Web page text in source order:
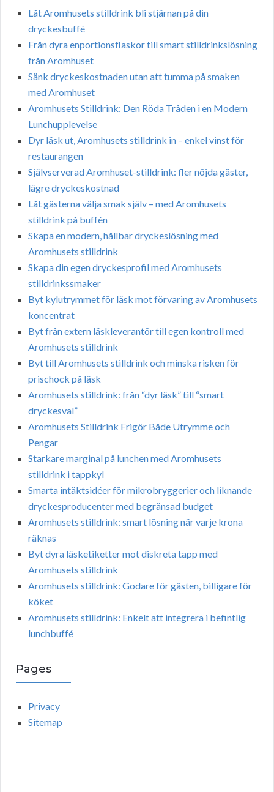
Låt Aromhusets stilldrink bli stjärnan på din
dryckesbuffé
Från dyra enportionsflaskor till smart stilldrinkslösning
från Aromhuset
Sänk dryckeskostnaden utan att tumma på smaken
med Aromhuset
Aromhusets Stilldrink: Den Röda Tråden i en Modern
Lunchupplevelse
Dyr läsk ut, Aromhusets stilldrink in – enkel vinst för
restaurangen
Självserverad Aromhuset-stilldrink: fler nöjda gäster,
lägre dryckeskostnad
Låt gästerna välja smak själv – med Aromhusets
stilldrink på buffén
Skapa en modern, hållbar dryckeslösning med
Aromhusets stilldrink
Skapa din egen dryckesprofil med Aromhusets
stilldrinkssmaker
Byt kylutrymmet för läsk mot förvaring av Aromhusets
koncentrat
Byt från extern läskleverantör till egen kontroll med
Aromhusets stilldrink
Byt till Aromhusets stilldrink och minska risken för
prischock på läsk
Aromhusets stilldrink: från “dyr läsk” till “smart
dryckesval”
Aromhusets Stilldrink Frigör Både Utrymme och
Pengar
Starkare marginal på lunchen med Aromhusets
stilldrink i tappkyl
Smarta intäktsidéer för mikrobryggerier och liknande
dryckesproducenter med begränsad budget
Aromhusets stilldrink: smart lösning när varje krona
räknas
Byt dyra läsketiketter mot diskreta tapp med
Aromhusets stilldrink
Aromhusets stilldrink: Godare för gästen, billigare för
köket
Aromhusets stilldrink: Enkelt att integrera i befintlig
lunchbuffé
Pages
Privacy
Sitemap